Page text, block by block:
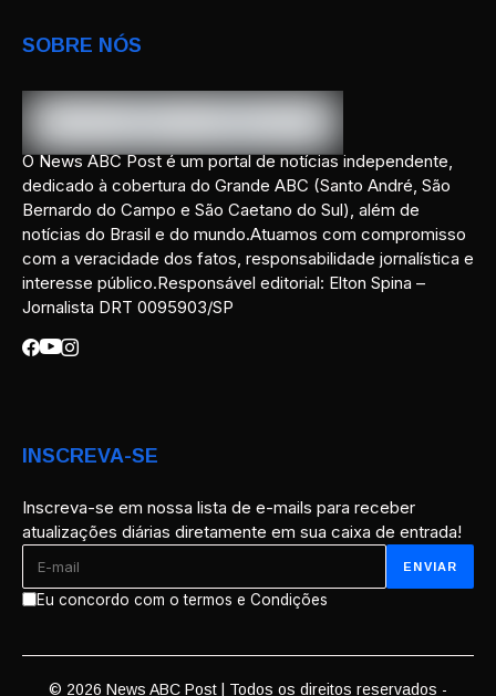
SOBRE NÓS
O News ABC Post é um portal de notícias independente,
dedicado à cobertura do Grande ABC (Santo André, São
Bernardo do Campo e São Caetano do Sul), além de
notícias do Brasil e do mundo.Atuamos com compromisso
com a veracidade dos fatos, responsabilidade jornalística e
interesse público.Responsável editorial: Elton Spina –
Jornalista DRT 0095903/SP
INSCREVA-SE
Inscreva-se em nossa lista de e-mails para receber
atualizações diárias diretamente em sua caixa de entrada!
Eu concordo com o termos e Condições
© 2026 News ABC Post | Todos os direitos reservados -